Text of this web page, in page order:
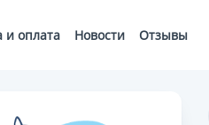
и оплата Новости Отзывы